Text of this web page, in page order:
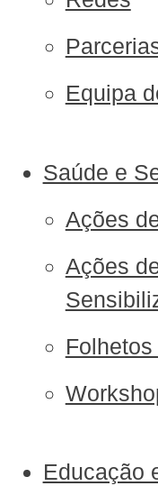
Equipa
Saúde e
Ações
Ações
Educação